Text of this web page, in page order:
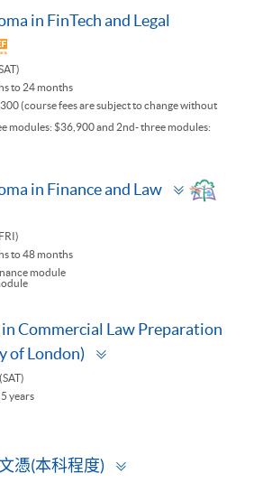
in FinTech and Legal
to 24 months
(course fees are subject to change without
modules: $36,900 and 2nd- three modules:
in Finance and Law
Toggle
panel
to 48 months
module
Commercial Law Preparation
of London)
years
憑(本科程度)